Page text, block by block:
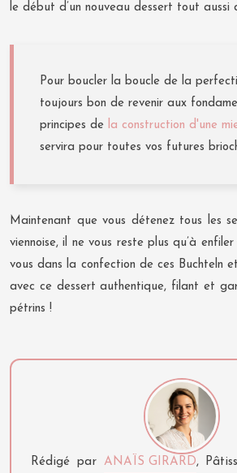
le début d’un nouveau dessert tout aussi
Pour boucler la boucle de la
toujours bon de revenir aux
principes de la construction d'une
servira pour toutes vos futures
Maintenant que vous détenez tous les
viennoise, il ne vous reste plus qu’à
vous dans la confection de ces Buchteln
avec ce dessert authentique, filant et
pétrins !
Rédigé par ANAÏS GIRARD,